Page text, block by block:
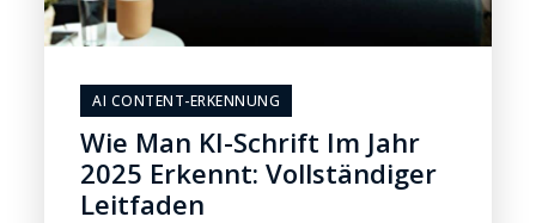
AI CONTENT-ERKENNUNG
Wie Man KI-Schrift Im Jahr
2025 Erkennt: Vollständiger
Leitfaden